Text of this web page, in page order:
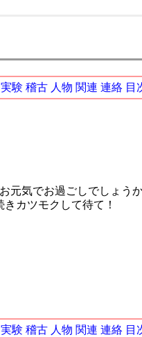
実験 稽古 人物 関連 連絡 目
元気でお過ごしでしょう
カツモクして待て！
実験 稽古 人物 関連 連絡 目